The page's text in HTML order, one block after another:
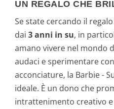
UN REGALO CHE
Se state cercando il
dai 3 anni in su, in
amano vivere nel mondo
audaci e sperimentare
acconciature, la Barbie -
ideale. È un dono che
intrattenimento creativo